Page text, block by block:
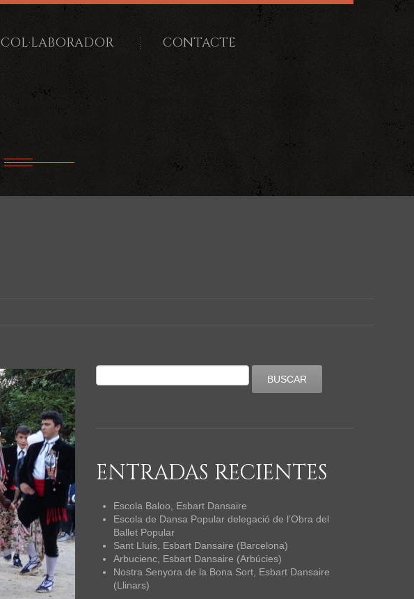
COL·LABORADOR CONTACTE
ENTRADAS RECIENTES
Escola Baloo, Esbart Dansaire
Escola de Dansa Popular delegació de l’Obra del
Ballet Popular
Sant Lluís, Esbart Dansaire (Barcelona)
Arbucienc, Esbart Dansaire (Arbúcies)
Nostra Senyora de la Bona Sort, Esbart Dansaire
(Llinars)